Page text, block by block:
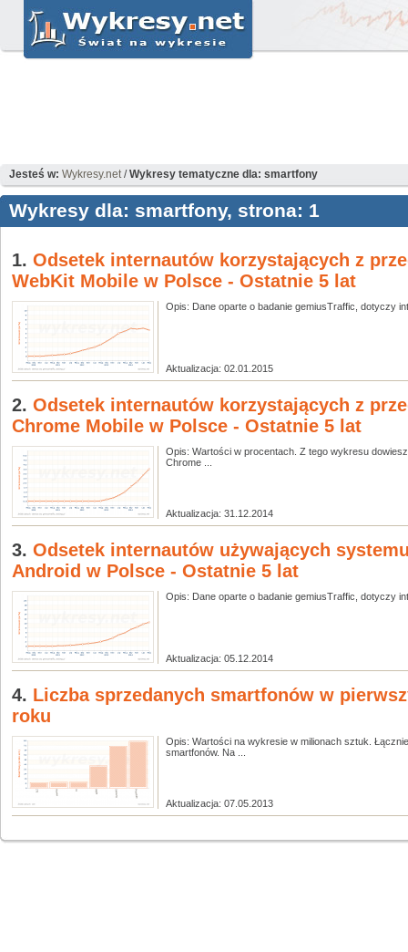
Jesteś w: Wykresy.net/Wykresy tematyczne dla: smartfony
Wykresy dla: smartfony, strona: 1
1. Odsetek internautów korzystających z
WebKit Mobile w Polsce - Ostatnie 5 lat
Opis: Dane oparte o badanie gemiusTraffic, dotyczy
Aktualizacja: 02.01.2015
2. Odsetek internautów korzystających z
Chrome Mobile w Polsce - Ostatnie 5 lat
Opis: Wartości w procentach. Z tego wykresu
Chrome ...
Aktualizacja: 31.12.2014
3. Odsetek internautów używających
Android w Polsce - Ostatnie 5 lat
Opis: Dane oparte o badanie gemiusTraffic, dotyczy
Aktualizacja: 05.12.2014
4. Liczba sprzedanych smartfonów w
roku
Opis: Wartości na wykresie w milionach sztuk.
smartfonów. Na ...
Aktualizacja: 07.05.2013